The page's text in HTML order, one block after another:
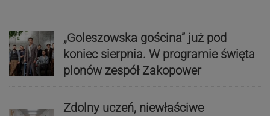
„Goleszowska gościna” już pod
koniec sierpnia. W programie święta
plonów zespół Zakopower
Zdolny uczeń, niewłaściwe